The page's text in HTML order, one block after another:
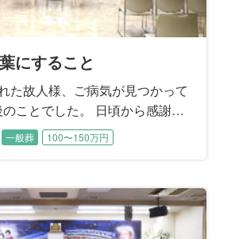
にすること
た故人様、ご病気が見つかって
ことでした。 日頃から感謝は
ば伝わらないというお考えをお
様。 奥様へ1日1回「ありがと
、むすびすで奥様のご親族のご
させていただいたことから、こ
なりました。
一般葬 100〜150万円